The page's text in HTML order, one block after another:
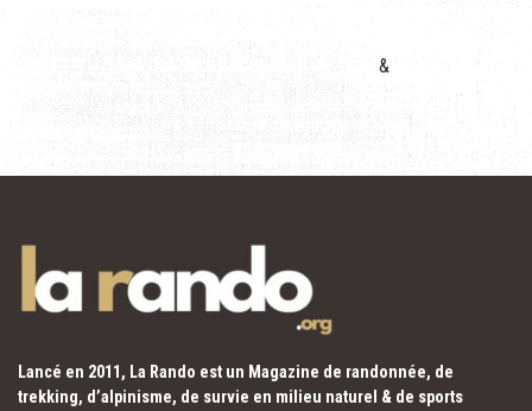
&
Lancé en 2011, La Rando est un Magazine de randonnée, de
trekking, d’alpinisme, de survie en milieu naturel & de sports